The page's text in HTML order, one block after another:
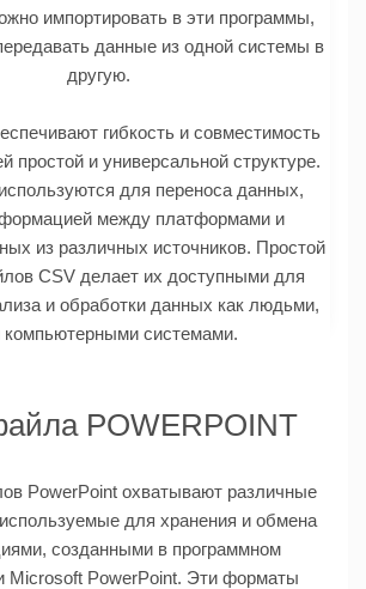
импортировать в эти программы,
данные из одной системы в
другую.
гибкость и совместимость
простой и универсальной структуре.
для переноса данных,
между платформами и
из различных источников. Простой
CSV делает их доступными для
и обработки данных как людьми,
компьютерными системами.
POWERPOINT
PowerPoint охватывают различные
для хранения и обмена
созданными в программном
Microsoft PowerPoint. Эти форматы